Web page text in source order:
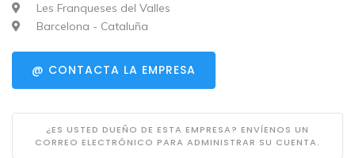
Les Franqueses del Valles
Barcelona - Cataluña
@ CONTACTA LA EMPRESA
¿ES USTED DUEÑO DE ESTA EMPRESA? ENVÍENOS UN
CORREO ELECTRÓNICO PARA ADMINISTRAR SU CUENTA.